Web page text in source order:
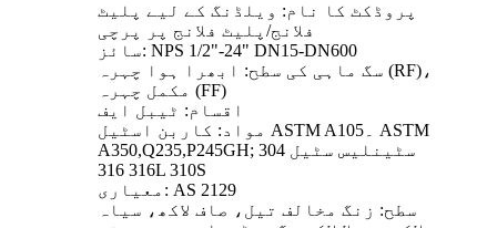
پروڈکٹ کا نام: ویلڈنگ کے لیے پلیٹ
فلانج/پلیٹ فلانج پر پرچی
سائز: NPS 1/2"-24" DN15-DN600
سگ ماہی کی سطح: ابھرا ہوا چہرہ (RF)،
مکمل چہرہ (FF)
اقسام: ٹیبل ایف
مواد: کاربن اسٹیل ASTM A105۔ ASTM
A350,Q235,P245GH; سٹینلیس سٹیل 304
316 316L 310S
معیاری: AS 2129
سطح: زنگ مخالف تیل، صاف لاکھ، سیاہ